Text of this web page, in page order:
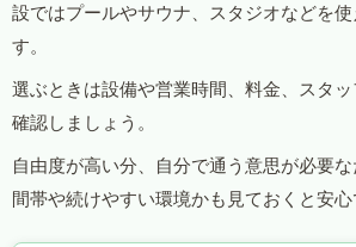
設ではプールやサウナ、スタジオなどを
す。
選ぶときは設備や営業時間、料金、スタ
確認しましょう。
自由度が高い分、自分で通う意思が必要
間帯や続けやすい環境かも見ておくと安心